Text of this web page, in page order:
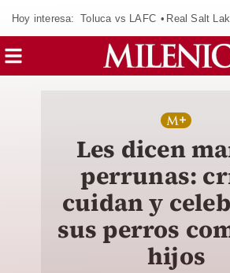
Hoy interesa: Toluca vs LAFC Real Salt
Les dicen
perrunas:
cuidan y
sus perros
hijos